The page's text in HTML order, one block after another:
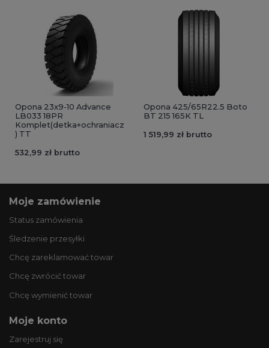
Opona 23x9-10 Advance
LB033 18PR
Komplet(detka+ochraniacz
) TT
532,99 zł brutto
Opona 425/65R22.5 Boto
BT 215 165K TL
1 519,99 zł brutto
Moje zamówienie
Status zamówienia
Śledzenie przesyłki
Chcę zareklamować towar
Chcę zwrócić towar
Chcę wymienić towar
Moje konto
Zarejestruj się